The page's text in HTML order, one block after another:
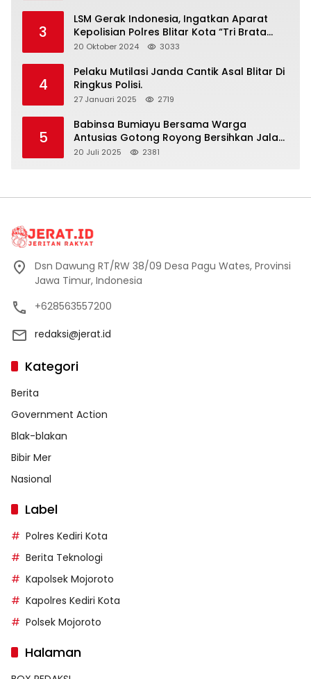
3
LSM Gerak Indonesia, Ingatkan Aparat
Kepolisian Polres Blitar Kota “Tri Brata
Polri” Harus Diamalkan
20 Oktober 2024 3033
4
Pelaku Mutilasi Janda Cantik Asal Blitar Di
Ringkus Polisi.
27 Januari 2025 2719
5
Babinsa Bumiayu Bersama Warga
Antusias Gotong Royong Bersihkan Jalan
Dusun Banaran
20 Juli 2025 2381
Dsn Dawung RT/RW 38/09 Desa Pagu Wates, Provinsi
Jawa Timur, Indonesia
+628563557200
redaksi@jerat.id
Kategori
Berita
Government Action
Blak-blakan
Bibir Mer
Nasional
Label
Polres Kediri Kota
Berita Teknologi
Kapolsek Mojoroto
Kapolres Kediri Kota
Polsek Mojoroto
Halaman